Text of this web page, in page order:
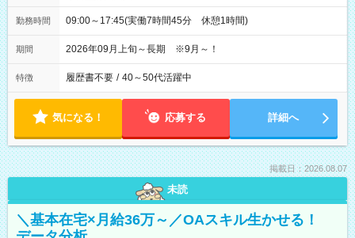
勤務時間 09:00～17:45(実働7時間45分 休憩1時間)
期間 2026年09月上旬～長期 ※9月～！
特徴 履歴書不要 / 40～50代活躍中
気になる！ 応募する 詳細へ
掲載日：2026.08.07
未読
＼基本在宅×月給36万～／OAスキル生かせる！